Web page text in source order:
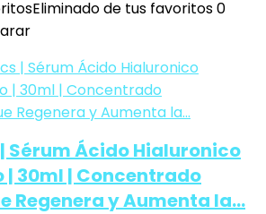
Eliminado de tus favoritos0
Sérum Ácido Hialuronico
| 30ml | Concentrado
Regenera y Aumenta la…